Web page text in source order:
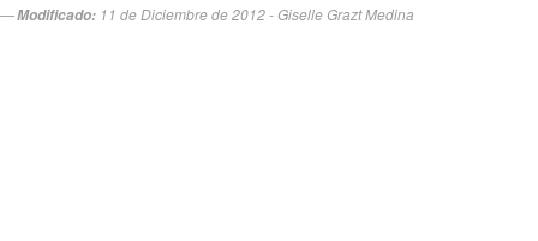
Modificado: 11 de Diciembre de 2012 - Giselle Grazt Medina